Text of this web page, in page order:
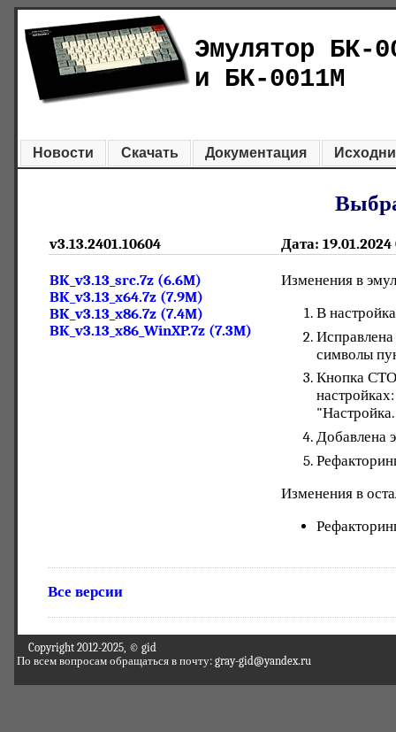
Эмулятор БК-
и БК-0011М
Новости Скачать Документация
v3.13.2401.10604 Дата: 19.01.2024
BK_v3.13_src.7z (6.6M)
BK_v3.13_x64.7z (7.9M)
BK_v3.13_x86.7z (7.4M)
BK_v3.13_x86_WinXP.7z (7.3M)
Изменения в
В
символы
Кнопка
Добавлена
Изменения в
Все версии
Copyright 2012-2025, © gid
По всем вопросам обращаться в почту: gray-gid@yandex.ru